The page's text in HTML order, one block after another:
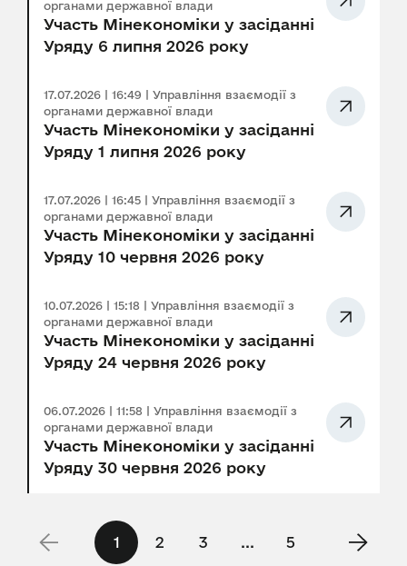
органами державної влади
Участь Мінекономіки у засіданні
Уряду 6 липня 2026 року
17.07.2026 | 16:49 | Управління взаємодії з
органами державної влади
Участь Мінекономіки у засіданні
Уряду 1 липня 2026 року
17.07.2026 | 16:45 | Управління взаємодії з
органами державної влади
Участь Мінекономіки у засіданні
Уряду 10 червня 2026 року
10.07.2026 | 15:18 | Управління взаємодії з
органами державної влади
Участь Мінекономіки у засіданні
Уряду 24 червня 2026 року
06.07.2026 | 11:58 | Управління взаємодії з
органами державної влади
Участь Мінекономіки у засіданні
Уряду 30 червня 2026 року
1 2 3 ... 5